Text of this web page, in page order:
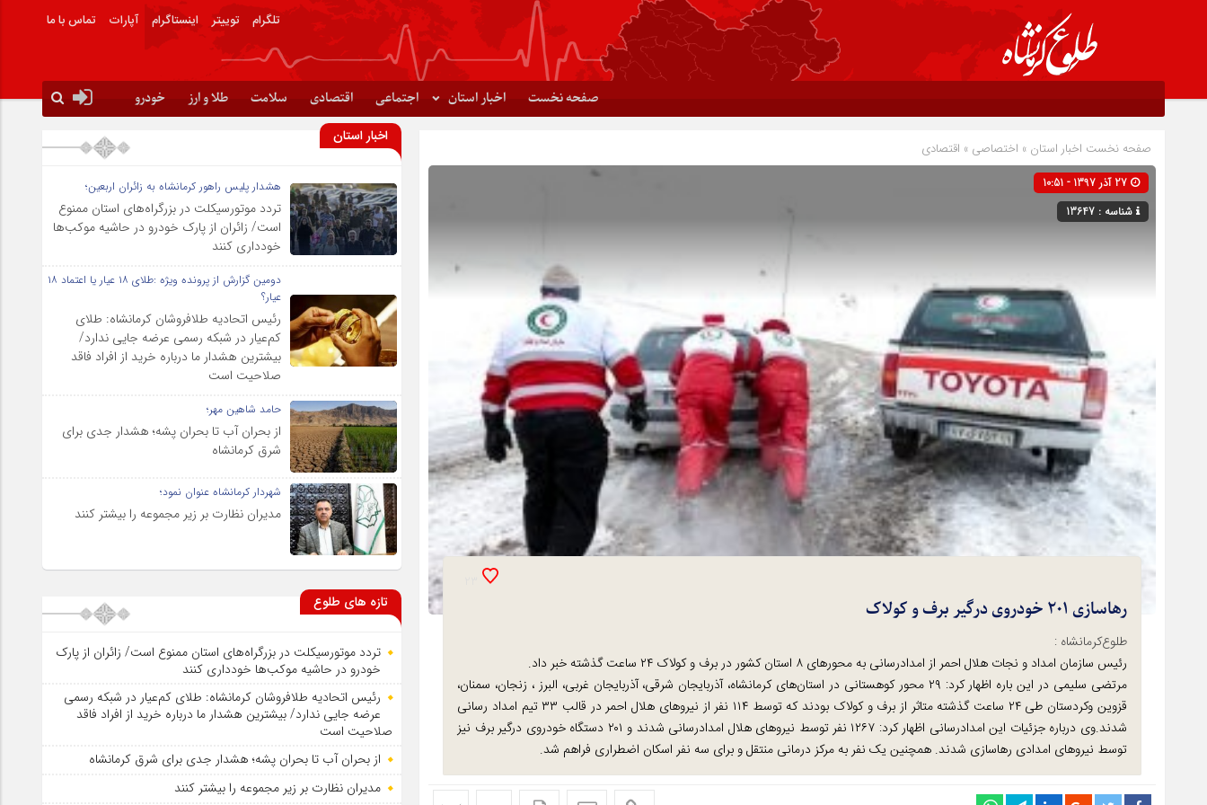
تلگرام توییتر اینستاگرام آپارات تماس با ما
صفحه نخست اخبار استان اجتماعی اقتصادی سلامت طلا و ارز خودرو
صفحه نخست اخبار استان » اختصاصی » اقتصادی
شناسه : 13647
رهاسازی ۲۰۱ خودروی درگیر برف و کولاک
طلوع‌‌کرمانشاه :
رئیس سازمان امداد و نجات هلال احمر از امدادرسانی به محورهای ۸ استان کشور در برف و کولاک ۲۴ ساعت گذشته خبر داد.
مرتضی سلیمی در این باره اظهار کرد: ۲۹ محور کوهستانی در استان‌های کرمانشاه، آذربایجان شرقی، آذربایجان غربی، البرز ، زنجان، سمنان،
قزوین وکردستان طی ۲۴ ساعت گذشته متاثر از برف و کولاک بودند که توسط ۱۱۴ نفر از نیروهای هلال احمر در قالب ۳۳ تیم امداد رسانی
شدند.وی درباره جزئیات این امدادرسانی اظهار کرد: ۱۲۶۷ نفر توسط نیروهای هلال امدادرسانی شدند و ۲۰۱ دستگاه خودروی درگیر برف نیز
توسط نیروهای امدادی رهاسازی شدند. همچنین یک نفر به مرکز درمانی منتقل و برای سه نفر اسکان اضطراری فراهم شد.
اخبار استان
هشدار پلیس راهور کرمانشاه به زائران اربعین؛
تردد موتورسیکلت در بزرگراه‌های استان ممنوع
است/ زائران از پارک خودرو در حاشیه موکب‌ها
خودداری کنند
دومین گزارش از پرونده ویژه :طلای ۱۸ عیار یا اعتماد ۱۸
عیار؟
رئیس اتحادیه طلافروشان کرمانشاه: طلای
کم‌عیار در شبکه رسمی عرضه جایی ندارد/
بیشترین هشدار ما درباره خرید از افراد فاقد
صلاحیت است
حامد شاهین مهر؛
از بحران آب تا بحران پشه؛ هشدار جدی برای
شرق کرمانشاه
شهردار کرمانشاه عنوان نمود؛
مدیران نظارت بر زیر مجموعه را بیشتر کنند
تازه های طلوع
تردد موتورسیکلت در بزرگراه‌های استان ممنوع است/ زائران از پارک
خودرو در حاشیه موکب‌ها خودداری کنند
رئیس اتحادیه طلافروشان کرمانشاه: طلای کم‌عیار در شبکه رسمی
عرضه جایی ندارد/ بیشترین هشدار ما درباره خرید از افراد فاقد
صلاحیت است
از بحران آب تا بحران پشه؛ هشدار جدی برای شرق کرمانشاه
مدیران نظارت بر زیر مجموعه را بیشتر کنند